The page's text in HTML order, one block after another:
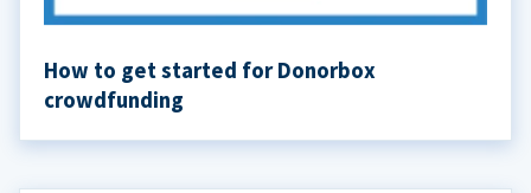
How to get started for Donorbox
crowdfunding